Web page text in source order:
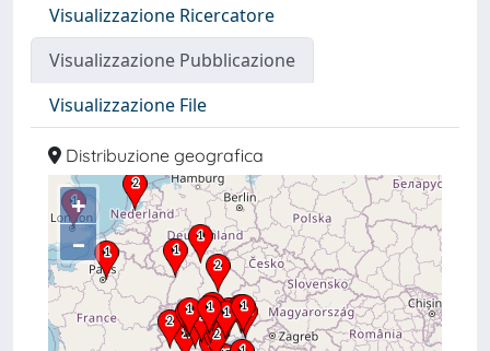
Visualizzazione Ricercatore
Visualizzazione Pubblicazione
Visualizzazione File
Distribuzione geografica
+
–